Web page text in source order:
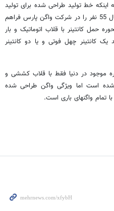
اینکه خط تولید طراحی شده برای تولید
واگن دو محوره حمل کانتینر زمینه اشتغال 55 نفر را در شرکت واگن پارس فراهم
حمل کانتینر با قلاب اتوماتیک و بار
تواند یک کانتینر چهل فوتی و یا دو کانتینر
موجود در دنیا فقط با قلاب کششی و
ساخته شده است اما ویژگی واگن طراحی شده
واگنهای باری است.